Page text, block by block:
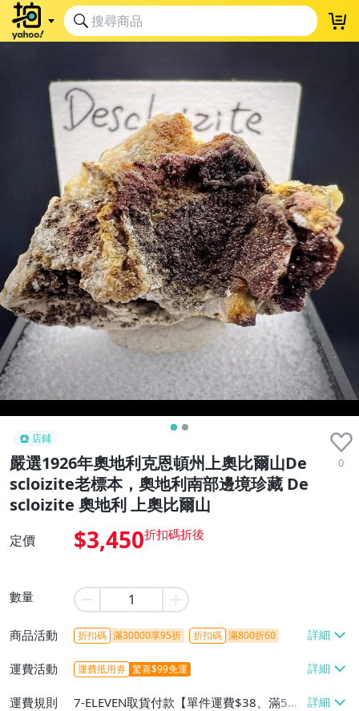
店鋪
嚴選1926年奧地利克恩頓州上奧比爾山De
scloizite老標本，奧地利南部邊境珍藏 De
scloizite 奧地利 上奧比爾山
0
定價 $3,450
數量
商品活動 折扣碼 滿30000享95折 折扣碼 滿800折60
運費活動 運費抵用券 驚喜$99免運
運費規則
7-ELEVEN取貨付款【單件運費$38、滿5件